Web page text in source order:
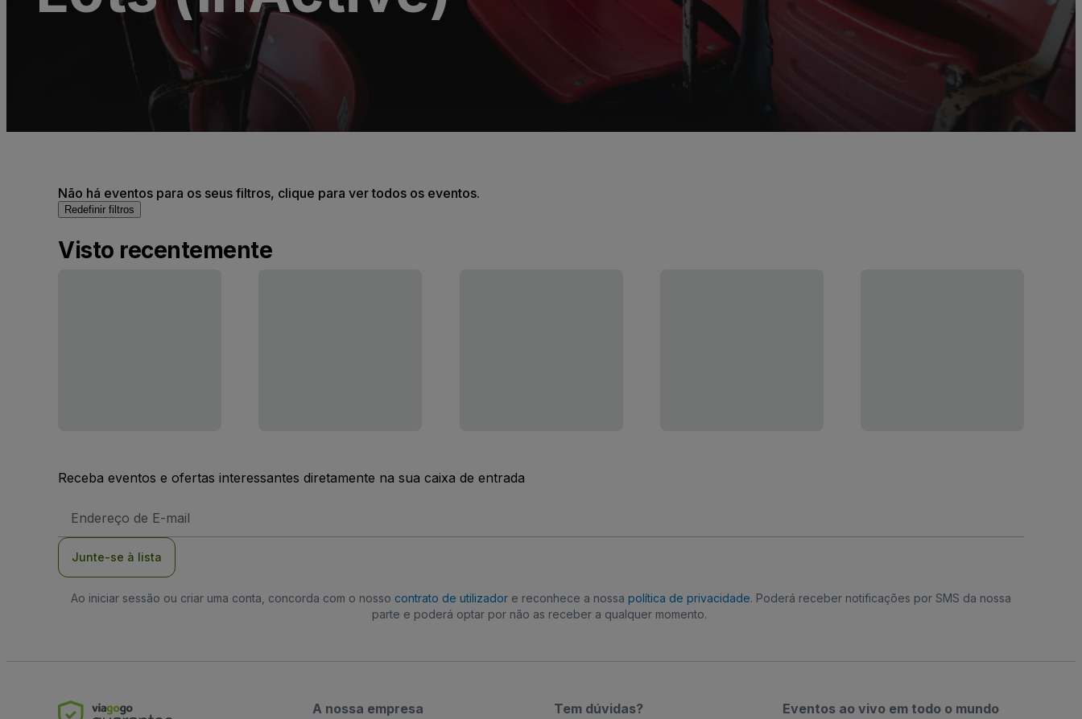
Não há eventos para os seus filtros, clique para ver todos os eventos.
Redefinir filtros
Visto recentemente
Receba eventos e ofertas interessantes diretamente na sua caixa de entrada
de
Junte-se à lista
Ao iniciar sessão ou criar uma conta, concorda com o nosso contrato de utilizador e reconhece a nossa política de privacidade. Poderá receber notificações por SMS da nossa
parte e poderá optar por não as receber a qualquer momento.
Eventos ao vivo em todo o mundo
A nossa empresa Tem dúvidas?